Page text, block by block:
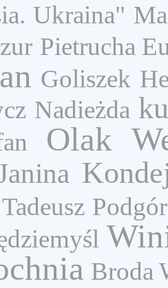
Ukraina"
Pietrucha
Goliszek
Nadieżda
Olak
Tadeusz
Broda